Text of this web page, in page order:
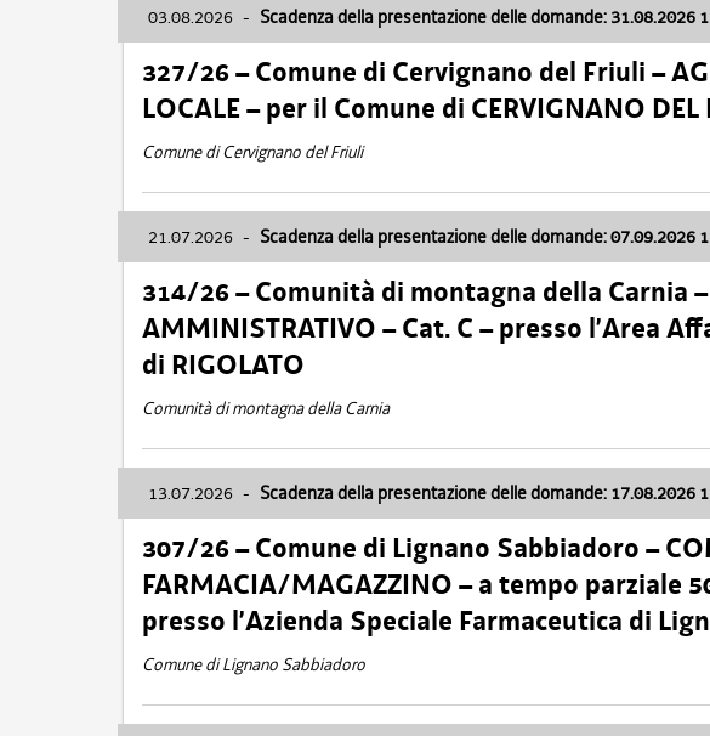
03.08.2026 - Scadenza della presentazione delle domande: 31.08.2026
327/26 – Comune di Cervignano del Friuli –
LOCALE – per il Comune di CERVIGNANO DEL
Comune di Cervignano del Friuli
21.07.2026 - Scadenza della presentazione delle domande: 07.09.2026
314/26 – Comunità di montagna della Carnia –
AMMINISTRATIVO – Cat. C – presso l’Area
di RIGOLATO
Comunità di montagna della Carnia
13.07.2026 - Scadenza della presentazione delle domande: 17.08.2026
307/26 – Comune di Lignano Sabbiadoro –
FARMACIA/MAGAZZINO – a tempo parziale
presso l’Azienda Speciale Farmaceutica di
Comune di Lignano Sabbiadoro